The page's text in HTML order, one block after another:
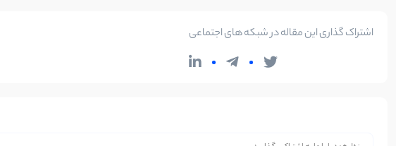
اشتراک گذاری این مقاله در شبکه های اجتماعی